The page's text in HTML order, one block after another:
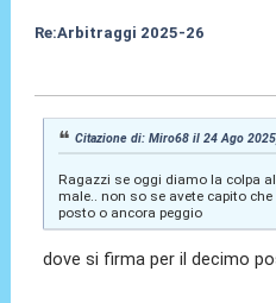
Re:Arbitraggi 2025-26
Citazione di: Miro68 il 24 Ago
Ragazzi se oggi diamo la colpa
male.. non so se avete capito
posto o ancora peggio
dove si firma per il decimo